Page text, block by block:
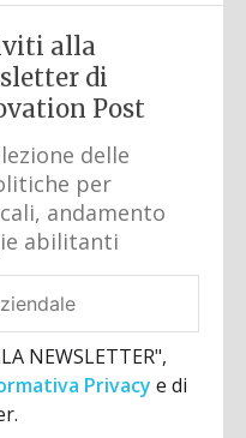
alla
di
Post
delle
per
andamento
abilitanti
NEWSLETTER",
Privacye di